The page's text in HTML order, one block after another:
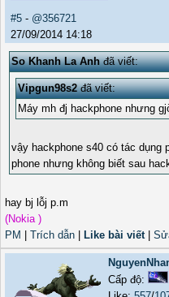
#5 - @356721
27/09/2014 14:18
So Khanh La Anhđã viết:
Vipgun98s2đã viết:
Máy mh đj hackphone nhưng
vậy hackphone s40 có tác dụng
phone nhưng không biết sau
hay bj lỗj p.m
(Nokia )
PM
Trích dẫn Like bài viết|
Cấp độ: